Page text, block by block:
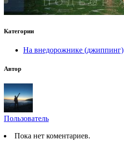
Категории
На внедорожнике (джиппинг)
Автор
Пользователь
Пока нет коментариев.